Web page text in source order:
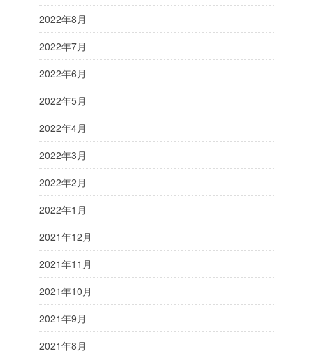
2022年8月
2022年7月
2022年6月
2022年5月
2022年4月
2022年3月
2022年2月
2022年1月
2021年12月
2021年11月
2021年10月
2021年9月
2021年8月